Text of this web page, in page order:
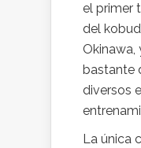
el primer
del
Okinawa,
bastante
diversos
La única